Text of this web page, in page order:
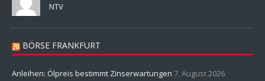
NTV
BÖRSE FRANKFURT
Anleihen: Ölpreis bestimmt Zinserwartungen 7. August 2026